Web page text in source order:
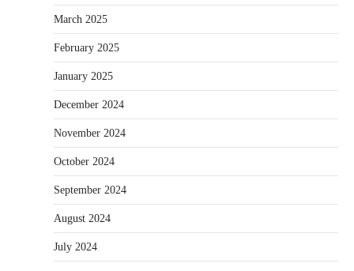
March 2025
February 2025
January 2025
December 2024
November 2024
October 2024
September 2024
August 2024
July 2024